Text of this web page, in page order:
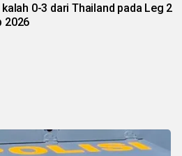
0-3 dari Thailand pada Leg 2
2026